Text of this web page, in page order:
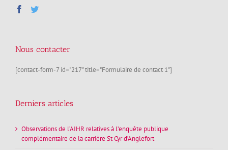
Nous contacter
[contact-form-7 id="217" title="Formulaire de contact 1"]
Derniers articles
Observations de l’AIHR relatives à l’enquête publique
complémentaire de la carrière St Cyr d’Anglefort